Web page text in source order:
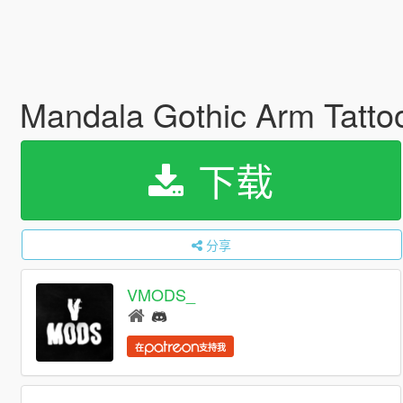
Mandala Gothic Arm
下载
分享
VMODS_
在 支持我